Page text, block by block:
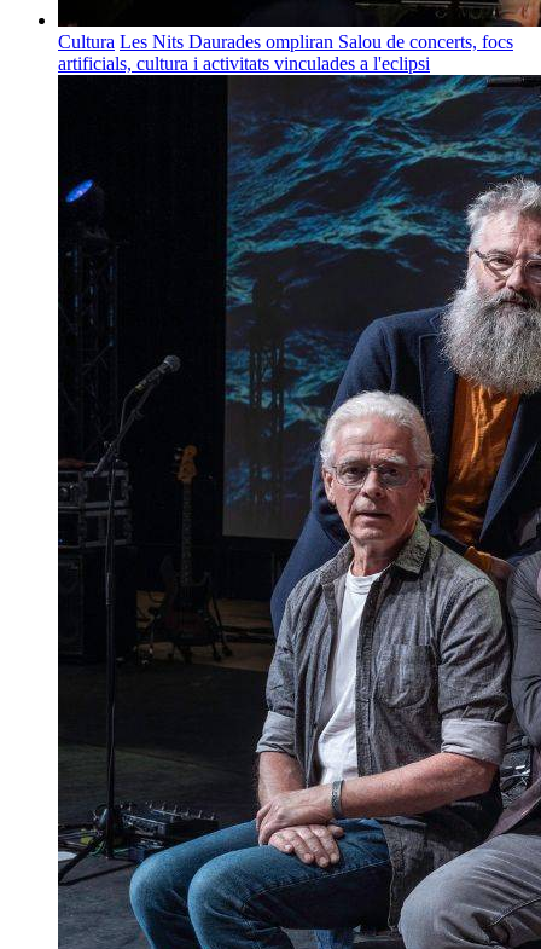
Cultura Les Nits Daurades ompliran Salou de concerts, focs
artificials, cultura i activitats vinculades a l'eclipsi